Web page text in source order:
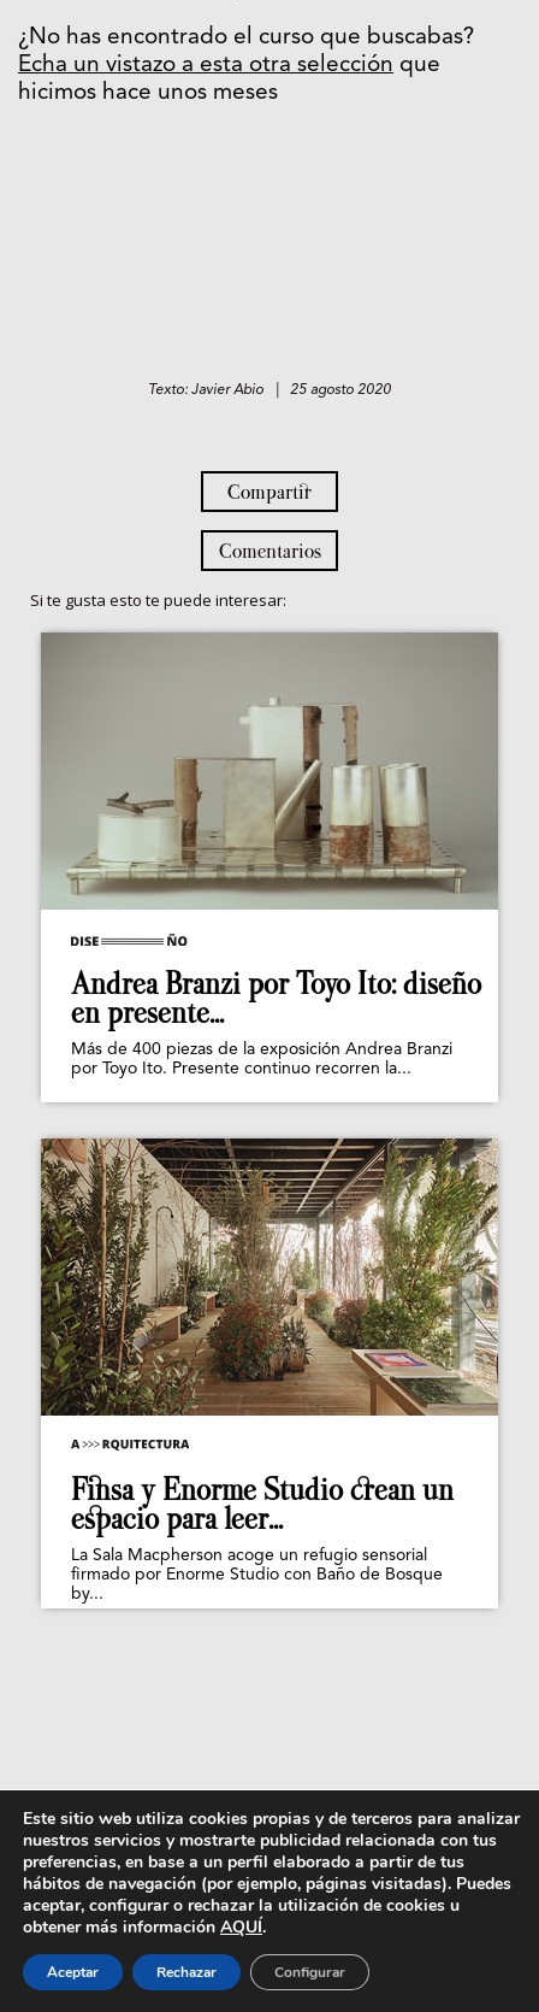
¿No has encontrado el curso que buscabas?
Echa un vistazo a esta otra selección que
hicimos hace unos meses
Texto: Javier Abio | 25 agosto 2020
Compartir
Comentarios
Si te gusta esto te puede interesar:
Andrea Branzi por Toyo Ito: diseño
en presente...
Más de 400 piezas de la exposición Andrea Branzi
por Toyo Ito. Presente continuo recorren la...
Finsa y Enorme Studio crean un
espacio para leer...
La Sala Macpherson acoge un refugio sensorial
firmado por Enorme Studio con Baño de Bosque
by...
Este sitio web utiliza cookies propias y de terceros para analizar
nuestros servicios y mostrarte publicidad relacionada con tus
preferencias, en base a un perfil elaborado a partir de tus
hábitos de navegación (por ejemplo, páginas visitadas). Puedes
aceptar, configurar o rechazar la utilización de cookies u
obtener más información AQUÍ.
Aceptar Rechazar Configurar